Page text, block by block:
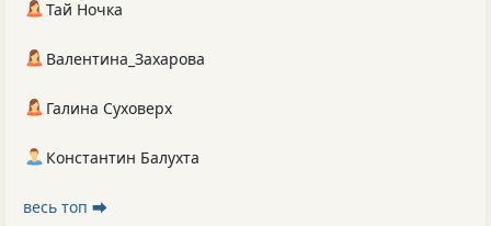
Тай Ночка
Валентина_Захарова
Галина Суховерх
Константин Балухта
весь топ ⮕